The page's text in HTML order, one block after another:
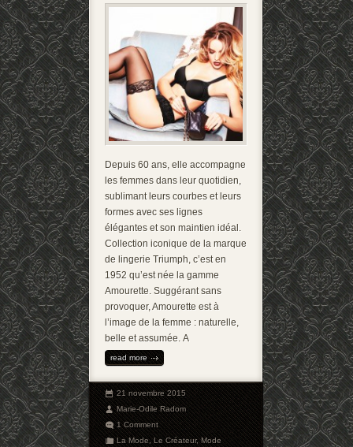
Depuis 60 ans, elle accompagne
les femmes dans leur quotidien,
sublimant leurs courbes et leurs
formes avec ses lignes
élégantes et son maintien idéal.
Collection iconique de la marque
de lingerie Triumph, c’est en
1952 qu’est née la gamme
Amourette. Suggérant sans
provoquer, Amourette est à
l’image de la femme : naturelle,
belle et assumée. A
read more
21 novembre 2015
Marie-Odile Radom
1 Comment
La Mode,Le Créateur,Mode